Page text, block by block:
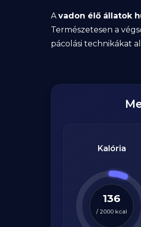
A vadon élő állatok
Természetesen a
pácolási technikákat
Kalória
136
/ 2000 kcal